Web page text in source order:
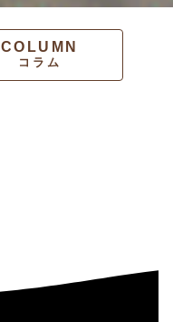
COLUMN
コラム